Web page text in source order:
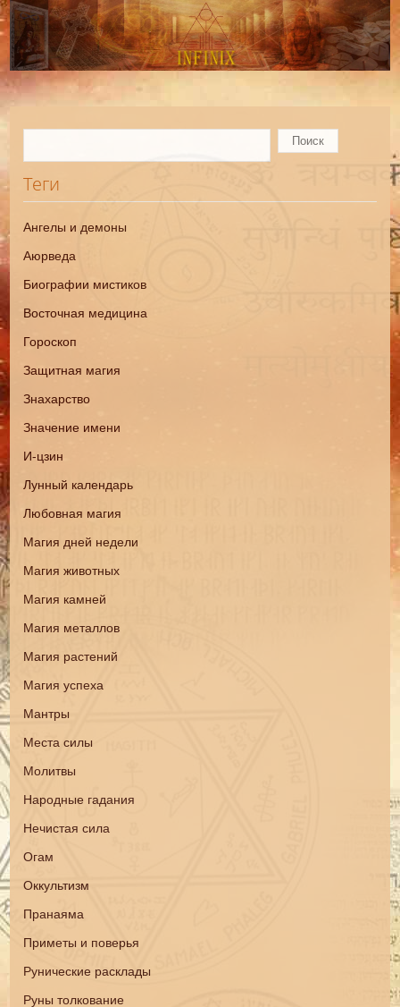
Теги
Ангелы и демоны
Аюрведа
Биографии мистиков
Восточная медицина
Гороскоп
Защитная магия
Знахарство
Значение имени
И-цзин
Лунный календарь
Любовная магия
Магия дней недели
Магия животных
Магия камней
Магия металлов
Магия растений
Магия успеха
Мантры
Места силы
Молитвы
Народные гадания
Нечистая сила
Огам
Оккультизм
Пранаяма
Приметы и поверья
Рунические расклады
Руны толкование